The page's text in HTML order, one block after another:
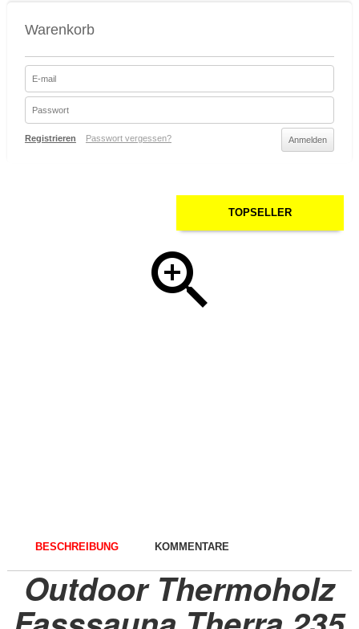
Warenkorb
Registrieren Passwort vergessen?
TOPSELLER
BESCHREIBUNG KOMMENTARE
Outdoor Thermoholz